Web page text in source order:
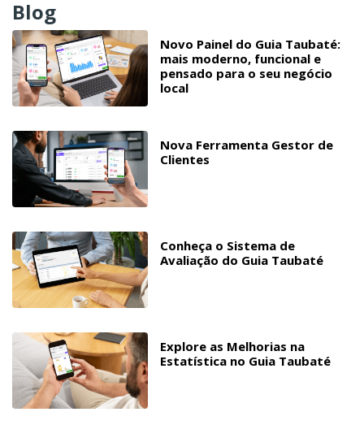
Blog
Novo Painel do Guia Taubaté:
mais moderno, funcional e
pensado para o seu negócio
local
Nova Ferramenta Gestor de
Clientes
Conheça o Sistema de
Avaliação do Guia Taubaté
Explore as Melhorias na
Estatística no Guia Taubaté